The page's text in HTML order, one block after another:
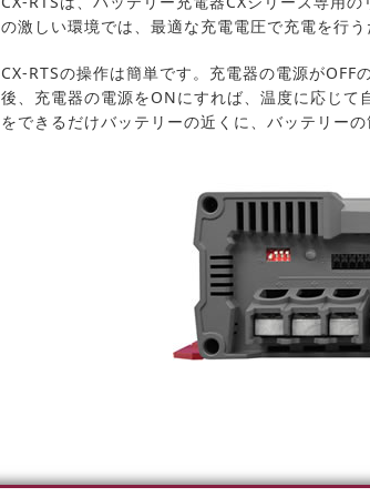
の激しい環境では、最適な充電電圧で充電を行
CX-RTSの操作は簡単です。充電器の電源が
後、充電器の電源をONにすれば、温度に応じ
をできるだけバッテリーの近くに、バッテリー